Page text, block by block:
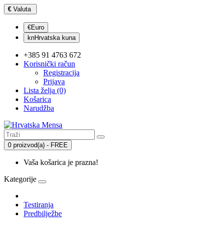
€ Valuta
€Euro
knHrvatska kuna
+385 91 4763 672
Korisnički račun
Registracija
Prijava
Lista želja (0)
Košarica
Narudžba
0 proizvod(a) - FREE
Vaša košarica je prazna!
Kategorije
Testiranja
Predbilježbe